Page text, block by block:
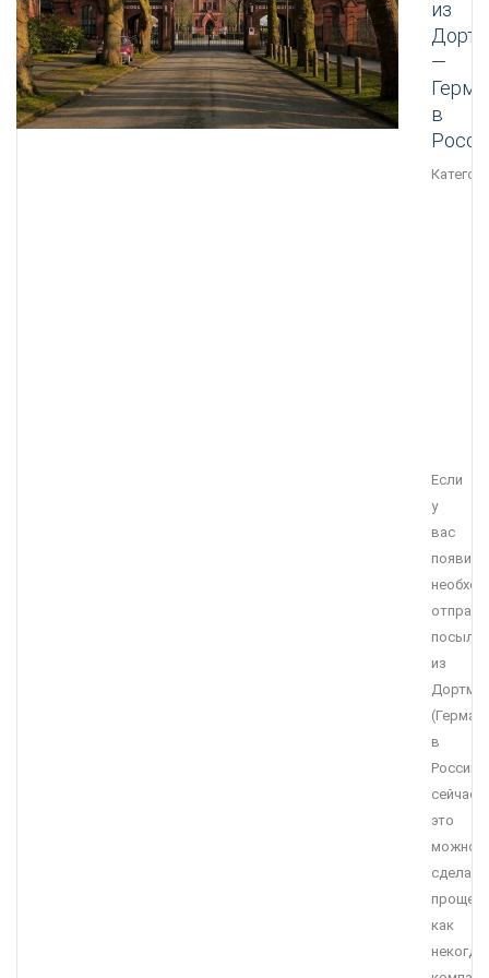
из
—
в
Если
у
вас
посылку
из
в
Россию,
сейчас
это
можно
сделать
проще
как
некогда,